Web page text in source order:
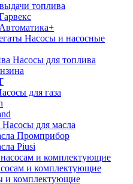
топлива
Насосы и насосные
Насосы для топлива
для газа
Насосы для масла
Промприбор
Piusi
и комплектующие